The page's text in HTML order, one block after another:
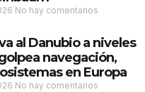
No hay comentarios
al Danubio a niveles
navegación,
en Europa
No hay comentarios